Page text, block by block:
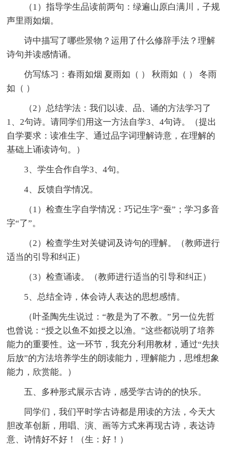
（1）指导学生品读前两句：绿遍山原白满川，子规
声里雨如烟。
诗中描写了哪些景物？运用了什么修辞手法？理解
诗句并读感情诵。
仿写练习：春雨如烟 夏雨如（ ） 秋雨如（ ） 冬雨
如（ ）
（2）总结学法：我们以读、品、诵的方法学习了
1、2句诗。请同学们用这一方法自学3、4句诗。（提出
自学要求：读准生字、通过品字词理解诗意，在理解的
基础上诵读诗句。）
3、学生合作自学3、4句。
4、反馈自学情况。
（1）检查生字自学情况：巧记生字“蚕”；学习多音
字“了”。
（2）检查学生对关键词及诗句的理解。（教师进行
适当的引导和纠正）
（3）检查诵读。（教师进行适当的引导和纠正）
5、总结全诗，体会诗人表达的思想感情。
（叶圣陶先生说过：“教是为了不教。”另一位先哲
也曾说：“授之以鱼不如授之以渔。”这些都说明了培养
能力的重要性。这一环节，我充分利用教材，通过“先扶
后放”的方法培养学生的朗读能力，理解能力，思维想象
能力，欣赏能。）
五、多种形式展示古诗，感受学古诗的的快乐。
同学们，我们平时学古诗都是用读的方法，今天大
胆改革创新，用唱、演、画等方式来再现古诗，表达诗
意、诗情好不好！（生：好！）